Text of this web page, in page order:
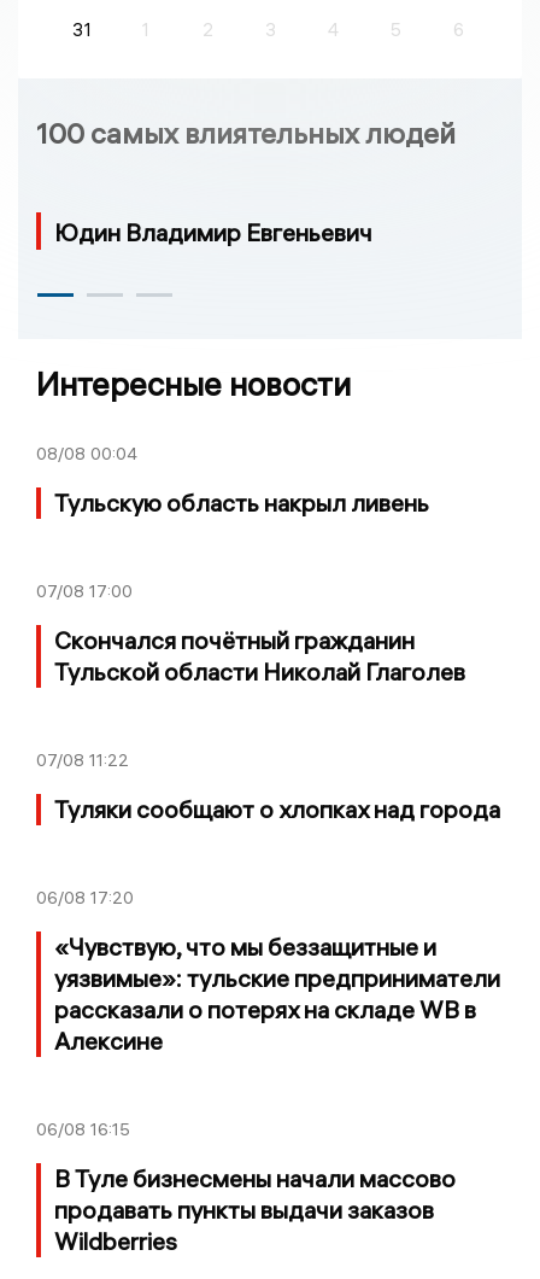
31
1 2 3 4 5 6
100 самых влиятельных людей
Юдин Владимир Евгеньевич
Интересные новости
08/08 00:04
Тульскую область накрыл ливень
07/08 17:00
Скончался почётный гражданин
Тульской области Николай Глаголев
07/08 11:22
Туляки сообщают о хлопках над города
06/08 17:20
«Чувствую, что мы беззащитные и
уязвимые»: тульские предприниматели
рассказали о потерях на складе WB в
Алексине
06/08 16:15
В Туле бизнесмены начали массово
продавать пункты выдачи заказов
Wildberries